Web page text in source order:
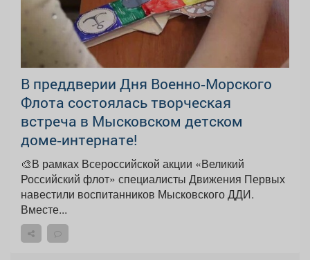
В преддверии Дня Военно‑Морского
Флота состоялась творческая
встреча в Мысковском детском
доме‑интернате!
🎨В рамках Всероссийской акции «Великий
Российский флот» специалисты Движения Первых
навестили воспитанников Мысковского ДДИ.
Вместе...